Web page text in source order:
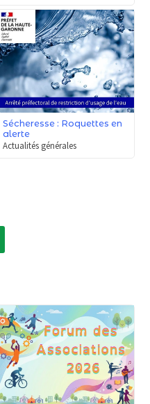
Sécheresse : Roquettes en
alerte
Actualités générales